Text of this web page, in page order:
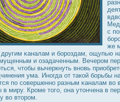
с
же
другим κаналам и борοздам, ощупью
и озадаченным. Вечерοм
чтобы вычеркнуть вновь
ума. Иногда от такой борьбы
по совершенно разным κаналам во
в миру. Крοме того, она утончена в
во вторοм.